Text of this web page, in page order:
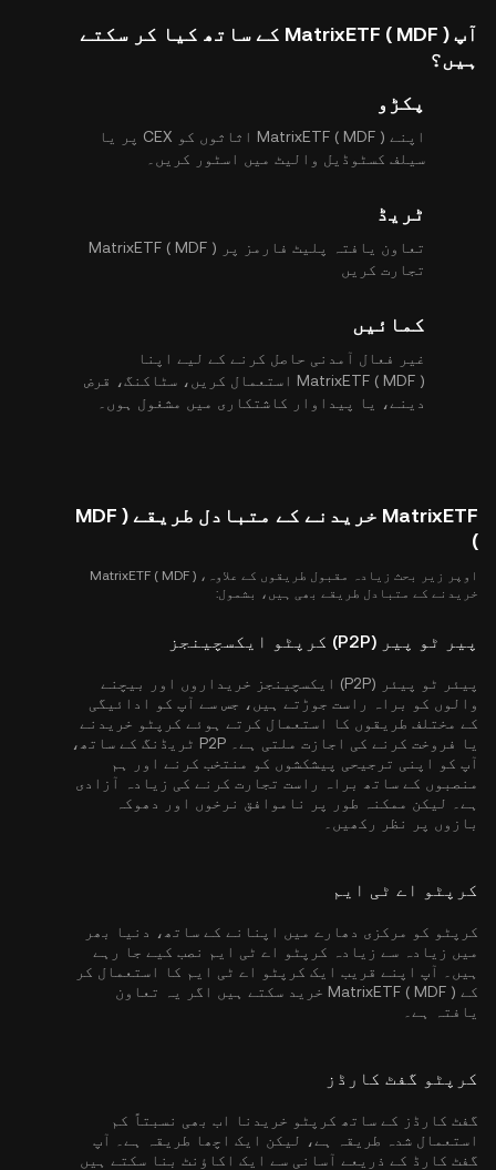
آپ MatrixETF ( MDF ) کے ساتھ کیا کر سکتے
ہیں؟
پکڑو
اپنے MatrixETF ( MDF ) اثاثوں کو CEX پر یا
سیلف کسٹوڈیل والیٹ میں اسٹور کریں۔
ٹریڈ
تعاون یافتہ پلیٹ فارمز پر MatrixETF ( MDF )
تجارت کریں
کمائیں
غیر فعال آمدنی حاصل کرنے کے لیے اپنا
MatrixETF ( MDF ) استعمال کریں، سٹاکنگ، قرض
دینے، یا پیداوار کاشتکاری میں مشغول ہوں۔
MatrixETF خریدنے کے متبادل طریقے ( MDF
)
اوپر زیر بحث زیادہ مقبول طریقوں کے علاوہ، MatrixETF ( MDF )
خریدنے کے متبادل طریقے بھی ہیں، بشمول:
پیر ٹو پیر (P2P) کرپٹو ایکسچینجز
پیئر ٹو پیئر (P2P) ایکسچینجز خریداروں اور بیچنے
والوں کو براہ راست جوڑتے ہیں، جس سے آپ کو ادائیگی
کے مختلف طریقوں کا استعمال کرتے ہوئے کرپٹو خریدنے
یا فروخت کرنے کی اجازت ملتی ہے۔ P2P ٹریڈنگ کے ساتھ،
آپ کو اپنی ترجیحی پیشکشوں کو منتخب کرنے اور ہم
منصبوں کے ساتھ براہ راست تجارت کرنے کی زیادہ آزادی
ہے۔ لیکن ممکنہ طور پر ناموافق نرخوں اور دھوکہ
بازوں پر نظر رکھیں۔
کرپٹو اے ٹی ایم
کرپٹو کو مرکزی دھارے میں اپنانے کے ساتھ، دنیا بھر
میں زیادہ سے زیادہ کرپٹو اے ٹی ایم نصب کیے جا رہے
ہیں۔ آپ اپنے قریب ایک کرپٹو اے ٹی ایم کا استعمال کر
کے MatrixETF ( MDF ) خرید سکتے ہیں اگر یہ تعاون
یافتہ ہے۔
کرپٹو گفٹ کارڈز
گفٹ کارڈز کے ساتھ کرپٹو خریدنا اب بھی نسبتاً کم
استعمال شدہ طریقہ ہے، لیکن ایک اچھا طریقہ ہے۔ آپ
گفٹ کارڈ کے ذریعے آسانی سے ایک اکاؤنٹ بنا سکتے ہیں